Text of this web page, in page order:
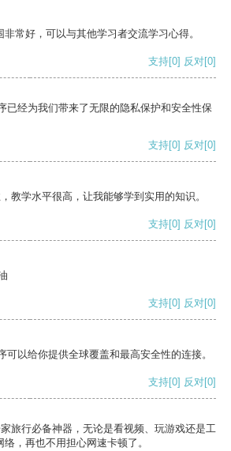
常好，可以与其他学习者交流学习心得。
支持[0] 反对[0]
已经为我们带来了无限的隐私保护和安全性保
支持[0] 反对[0]
教学水平很高，让我能够学到实用的知识。
支持[0] 反对[0]
支持[0] 反对[0]
可以给你提供全球覆盖和最高安全性的连接。
支持[0] 反对[0]
旅行必备神器，无论是看视频、玩游戏还是工
，再也不用担心网速卡顿了。